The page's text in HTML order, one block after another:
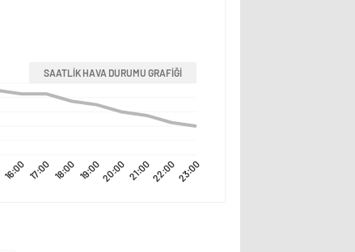
SAATLİK HAVA DURUMU GRAFİĞİ
16:00 17:00 18:00 19:0020:0021:0022:0023:00